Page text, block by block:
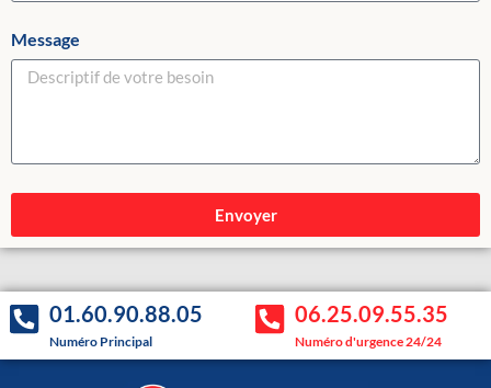
Message
Envoyer
01.60.90.88.05
Numéro Principal
06.25.09.55.35
Numéro d'urgence 24/24